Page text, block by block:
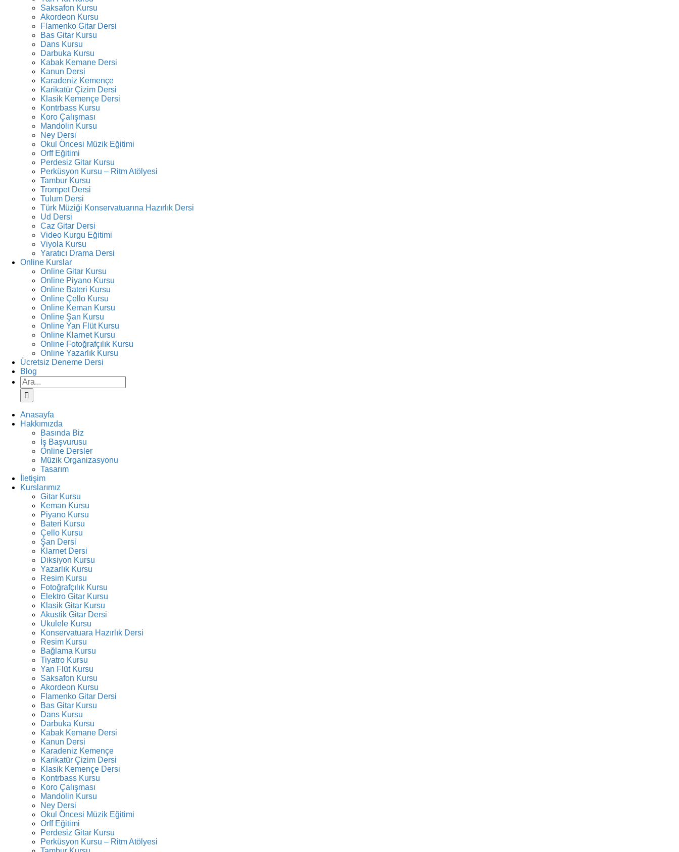
Saksafon Kursu
Akordeon Kursu
Flamenko Gitar Dersi
Bas Gitar Kursu
Dans Kursu
Darbuka Kursu
Kabak Kemane Dersi
Kanun Dersi
Karadeniz Kemençe
Karikatür Çizim Dersi
Klasik Kemençe Dersi
Kontrbass Kursu
Koro Çalışması
Mandolin Kursu
Ney Dersi
Okul Öncesi Müzik Eğitimi
Orff Eğitimi
Perdesiz Gitar Kursu
Perküsyon Kursu – Ritm Atölyesi
Tambur Kursu
Trompet Dersi
Tulum Dersi
Türk Müziği Konservatuarına Hazırlık Dersi
Ud Dersi
Caz Gitar Dersi
Video Kurgu Eğitimi
Viyola Kursu
Yaratıcı Drama Dersi
Online Kurslar
Online Gitar Kursu
Online Piyano Kursu
Online Bateri Kursu
Online Çello Kursu
Online Keman Kursu
Online Şan Kursu
Online Yan Flüt Kursu
Online Klarnet Kursu
Online Fotoğrafçılık Kursu
Online Yazarlık Kursu
Ücretsiz Deneme Dersi
Blog
Ara:
Anasayfa
Hakkımızda
Basında Biz
İş Başvurusu
Online Dersler
Müzik Organizasyonu
Tasarım
İletişim
Kurslarımız
Gitar Kursu
Keman Kursu
Piyano Kursu
Bateri Kursu
Çello Kursu
Şan Dersi
Klarnet Dersi
Diksiyon Kursu
Yazarlık Kursu
Resim Kursu
Fotoğrafçılık Kursu
Elektro Gitar Kursu
Klasik Gitar Kursu
Akustik Gitar Dersi
Ukulele Kursu
Konservatuara Hazırlık Dersi
Resim Kursu
Bağlama Kursu
Tiyatro Kursu
Yan Flüt Kursu
Saksafon Kursu
Akordeon Kursu
Flamenko Gitar Dersi
Bas Gitar Kursu
Dans Kursu
Darbuka Kursu
Kabak Kemane Dersi
Kanun Dersi
Karadeniz Kemençe
Karikatür Çizim Dersi
Klasik Kemençe Dersi
Kontrbass Kursu
Koro Çalışması
Mandolin Kursu
Ney Dersi
Okul Öncesi Müzik Eğitimi
Orff Eğitimi
Perdesiz Gitar Kursu
Perküsyon Kursu – Ritm Atölyesi